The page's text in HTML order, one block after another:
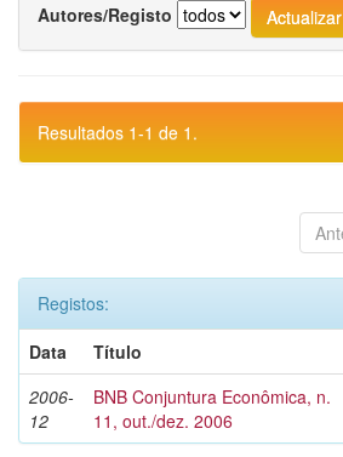
Autores/Registo
Resultados 1-1 de 1.
Registos:
Data
Título
2006-
12
BNB Conjuntura Econômica, n.
11, out./dez. 2006